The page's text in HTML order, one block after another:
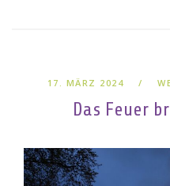
17. MÄRZ 2024
Das Feuer